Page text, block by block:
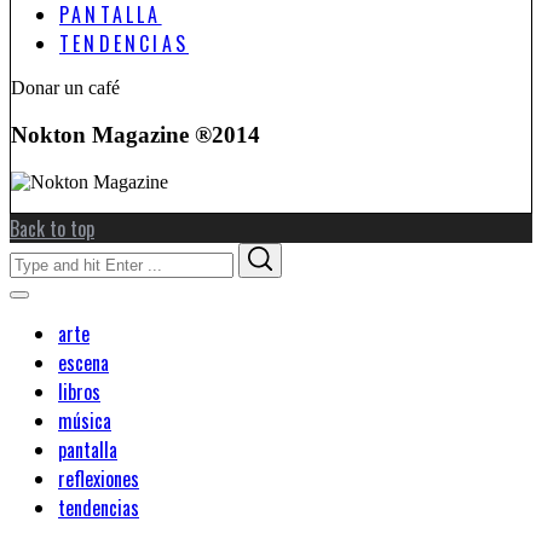
PANTALLA
TENDENCIAS
Donar un café
Nokton Magazine ®2014
Back to top
Search
for:
arte
escena
libros
música
pantalla
reflexiones
tendencias